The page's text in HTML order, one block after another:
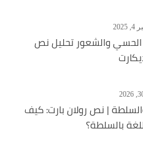
والشعور تحليل نص
| نص رولان بارت: كيف
بالسلطة؟